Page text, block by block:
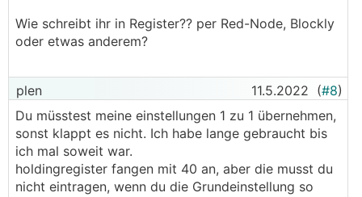
Wie schreibt ihr in Register?? per Red-Node, Blockly
oder etwas anderem?
plen 11.5.2022 (#8)
Du müsstest meine einstellungen 1 zu 1 übernehmen,
sonst klappt es nicht. Ich habe lange gebraucht bis
ich mal soweit war.
holdingregister fangen mit 40 an, aber die musst du
nicht eintragen, wenn du die Grundeinstellung so